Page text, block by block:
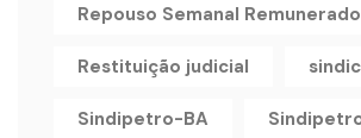
Repouso Semanal Remunerado
Restituição judicial
Sindipetro-BA